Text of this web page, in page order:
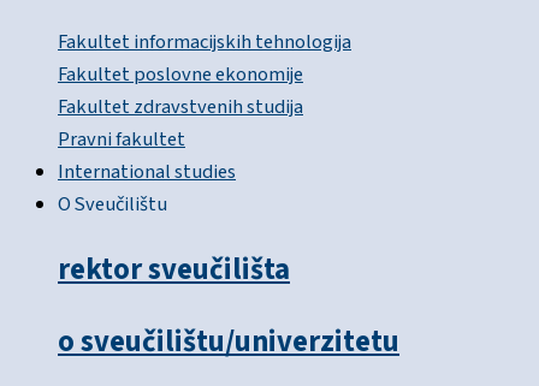
Fakultet informacijskih tehnologija
Fakultet poslovne ekonomije
Fakultet zdravstvenih studija
Pravni fakultet
International studies
O Sveučilištu
rektor sveučilišta
o sveučilištu/univerzitetu